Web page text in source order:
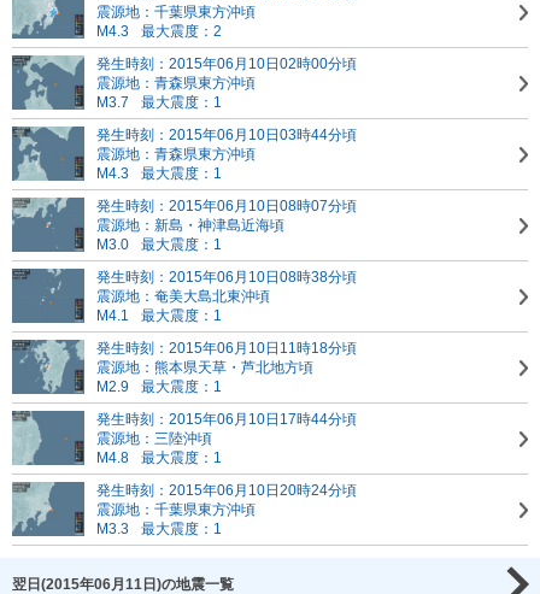
震源地：千葉県東方沖頃
M4.3
最大震度：2
発生時刻：2015年06月10日02時00分頃
震源地：青森県東方沖頃
M3.7
最大震度：1
発生時刻：2015年06月10日03時44分頃
震源地：青森県東方沖頃
M4.3
最大震度：1
発生時刻：2015年06月10日08時07分頃
震源地：新島・神津島近海頃
M3.0
最大震度：1
発生時刻：2015年06月10日08時38分頃
震源地：奄美大島北東沖頃
M4.1
最大震度：1
発生時刻：2015年06月10日11時18分頃
震源地：熊本県天草・芦北地方頃
M2.9
最大震度：1
発生時刻：2015年06月10日17時44分頃
震源地：三陸沖頃
M4.8
最大震度：1
発生時刻：2015年06月10日20時24分頃
震源地：千葉県東方沖頃
M3.3
最大震度：1
翌日(2015年06月11日)の地震一覧